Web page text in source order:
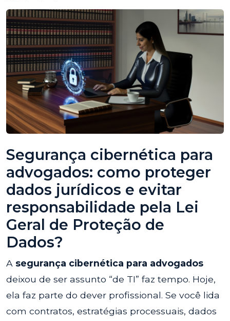
Segurança cibernética para
advogados: como proteger
dados jurídicos e evitar
responsabilidade pela Lei
Geral de Proteção de
Dados?
A segurança cibernética para advogados
deixou de ser assunto “de TI” faz tempo. Hoje,
ela faz parte do dever profissional. Se você lida
com contratos, estratégias processuais, dados